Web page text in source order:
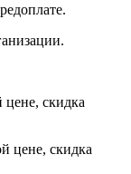
цене, скидка
цене, скидка